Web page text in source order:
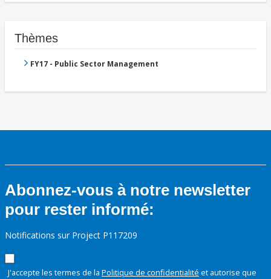
Thèmes
FY17 - Public Sector Management
Abonnez-vous à notre newsletter
pour rester informé:
Notifications sur Project P117209
J'accepte les termes de la Politique de confidentialité et autorise que